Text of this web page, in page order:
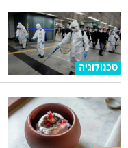
טכנולוגיה